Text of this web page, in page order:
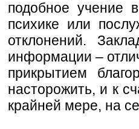
подобное учение
психике или
отклонений.
информации –
прикрытием
насторожить, и к
крайней мере, на